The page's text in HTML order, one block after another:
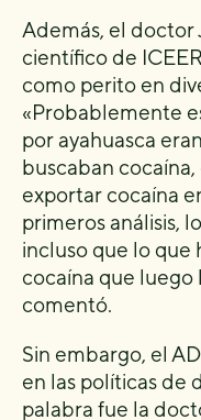
Además, el doctor
científico de
como perito en
«Probablemente
por ayahuasca
buscaban
exportar cocaína
primeros análisis,
incluso que lo que
cocaína que luego
comentó.
Sin embargo, el
en las políticas de
palabra fue la